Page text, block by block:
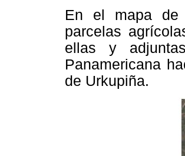
En el mapa de
parcelas
ellas y
Panamericana
de Urkupiña.